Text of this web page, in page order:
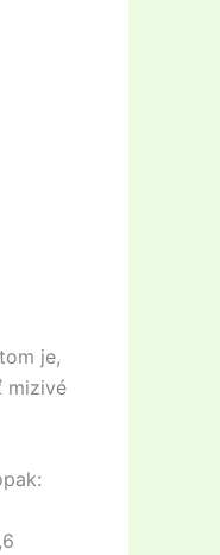
je,
mizivé